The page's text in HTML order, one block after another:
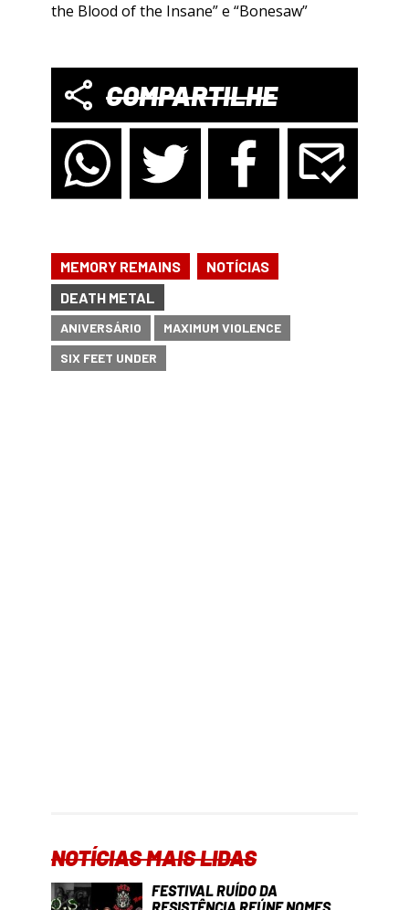
the Blood of the Insane” e “Bonesaw”
COMPARTILHE
MEMORY REMAINS
NOTÍCIAS
DEATH METAL
ANIVERSÁRIO
MAXIMUM VIOLENCE
SIX FEET UNDER
NOTÍCIAS MAIS LIDAS
FESTIVAL RUÍDO DA